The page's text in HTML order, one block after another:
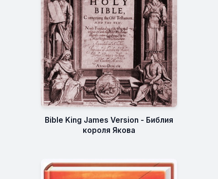
Bible King James Version - Библия
короля Якова